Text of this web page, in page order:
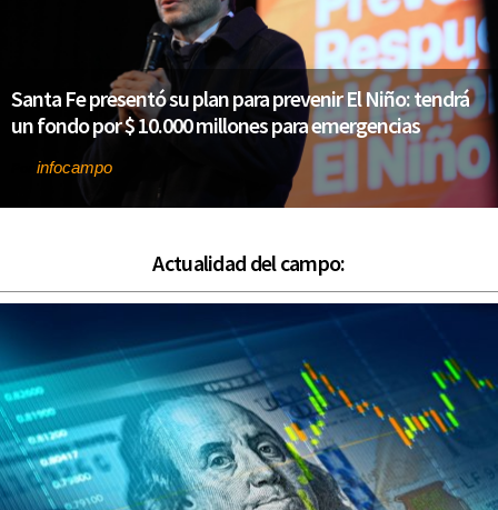
Santa Fe presentó su plan para prevenir El Niño: tendrá
un fondo por $ 10.000 millones para emergencias
infocampo
Actualidad del campo: